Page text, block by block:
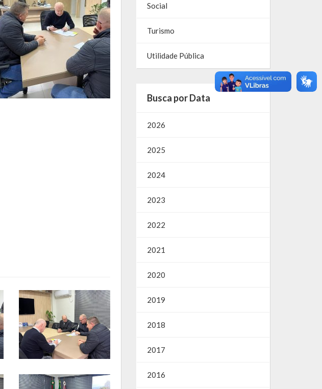
Social
Turismo
Utilidade Pública
Busca por Data
2026
2025
2024
2023
2022
2021
2020
2019
2018
2017
2016